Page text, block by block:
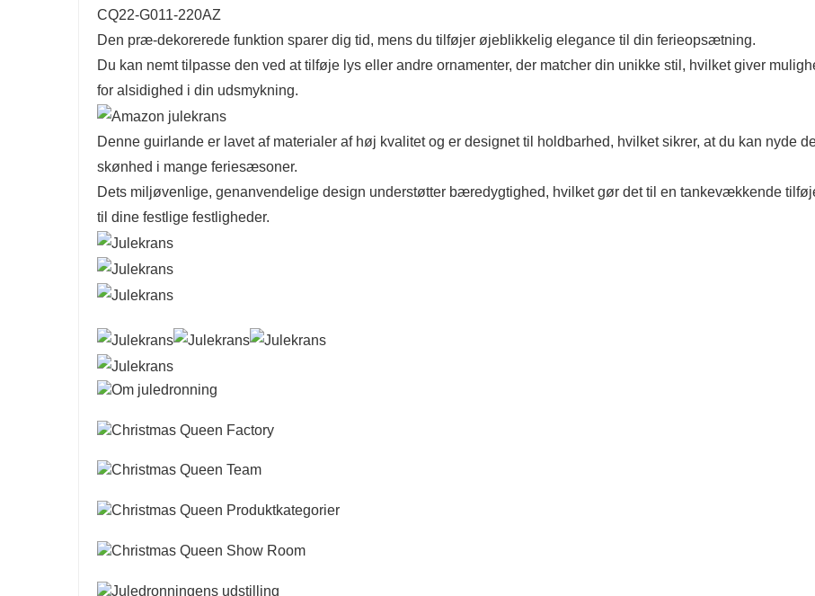
CQ22-G011-220AZ
Den præ-dekorerede funktion sparer dig tid, mens du tilføjer øjeblikkelig elegance til din ferieopsætning.
Du kan nemt tilpasse den ved at tilføje lys eller andre ornamenter, der matcher din unikke stil, hvilket giver
for alsidighed i din udsmykning.
Denne guirlande er lavet af materialer af høj kvalitet og er designet til holdbarhed, hvilket sikrer, at du kan nyde
skønhed i mange feriesæsoner.
Dets miljøvenlige, genanvendelige design understøtter bæredygtighed, hvilket gør det til en tankevækkende
til dine festlige festligheder.